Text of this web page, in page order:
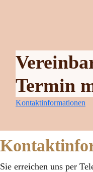
Termin
Kontaktinformationen
Sie erreichen uns per